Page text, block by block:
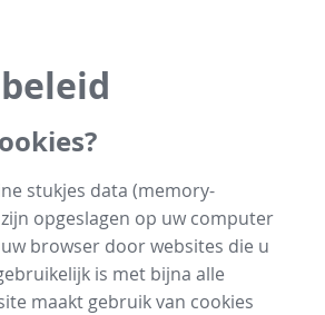
stukjes data (memory-
opgeslagen op uw computer
browser door websites die u
is met bijna alle
maakt gebruik van cookies